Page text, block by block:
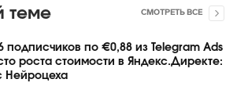
теме СМОТРЕТЬ ВСЕ
подписчиков по €0,88 из Telegram Ads
роста стоимости в Яндекс.Директе:
Нейроцеха